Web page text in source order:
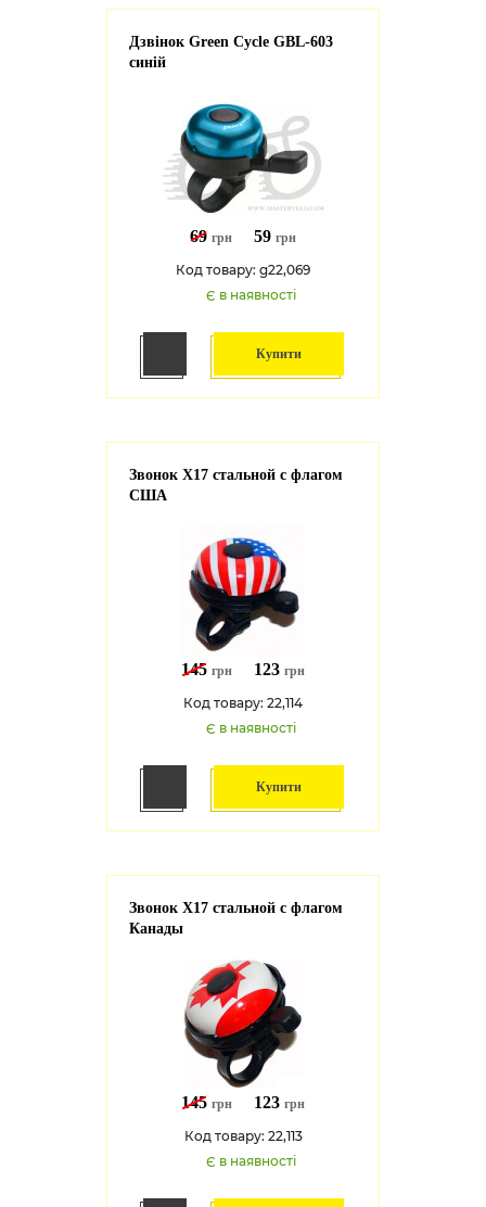
Дзвінок Green Cycle GBL-603
синій
69 грн 59 грн
Код товару: g22,069
Є в наявності
Купити
Звонок X17 стальной с флагом
США
145 грн 123 грн
Код товару: 22,114
Є в наявності
Купити
Звонок X17 стальной с флагом
Канады
145 грн 123 грн
Код товару: 22,113
Є в наявності